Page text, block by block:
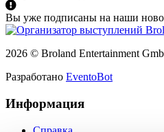
Вы уже подписаны на наши
2026 © Broland Entertainment
Разработано EventoBot
Информация